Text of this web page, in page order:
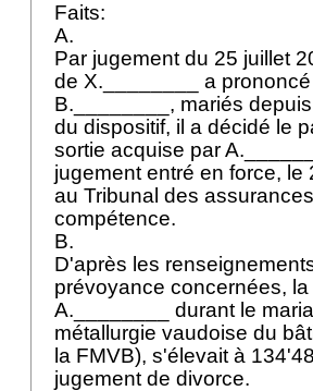
Faits:
A.
Par jugement du 25 juillet
de X.________ a
B.________, mariés
du dispositif, il a décidé le
sortie acquise par
jugement entré en force,
au Tribunal des
compétence.
B.
D'après les
prévoyance concernées,
A.________ durant le
métallurgie vaudoise du
la FMVB), s'élevait à
jugement de divorce.